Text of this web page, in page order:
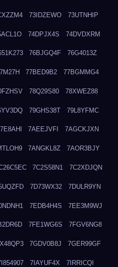
73IDZEWO 73UTNHIP
74DPJX4S 74DVDXRM
76BJGQ4F 76G4013Z
77BED9B2 77BGMMG4
78Q29S80 78XWEZ88
79GHS38T 79L8YFMC
7AEEJVFI 7AGCKJXN
7ANGKL8Z 7AOR3BJY
7C2S58N1 7C2XDJQN
7D73WX32 7DULR9YN
7EDB4H4S 7EE3M9WJ
7FE1WG6S 7FGV6NG8
7GDV0B8J 7GER99GF
7IAYUF4X 7IRRICQI